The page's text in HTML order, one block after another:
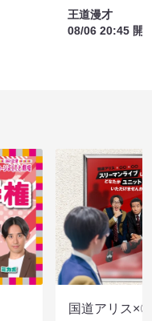
王道漫才
08/06 20:45 開
国道アリス×